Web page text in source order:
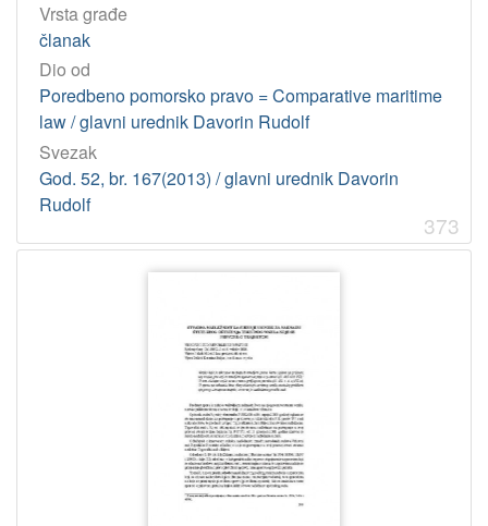
Vrsta građe
članak
Dio od
Poredbeno pomorsko pravo = Comparative maritime
law / glavni urednik Davorin Rudolf
Svezak
God. 52, br. 167(2013) / glavni urednik Davorin
Rudolf
373